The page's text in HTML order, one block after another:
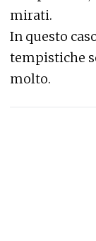
mirati.
In questo
tempistiche
molto.